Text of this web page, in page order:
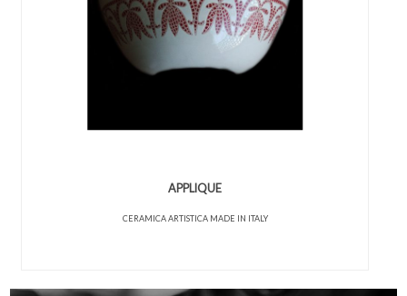
APPLIQUE
CERAMICA ARTISTICA MADE IN ITALY